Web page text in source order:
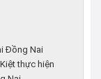
Đồng Nai
thực hiện